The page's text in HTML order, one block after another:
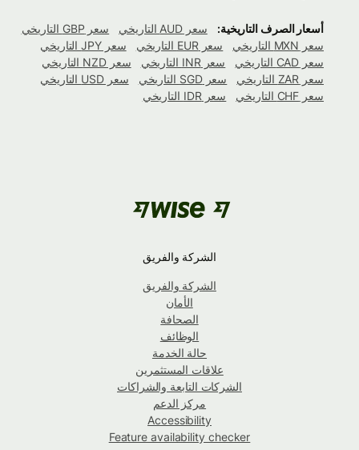
أسعار الصرف التاريخية: سعر AUD التاريخي
سعر GBP التاريخي
سعر MXN التاريخي
سعر EUR التاريخي
سعر JPY التاريخي
سعر CAD التاريخي
سعر INR التاريخي
سعر NZD التاريخي
سعر ZAR التاريخي
سعر SGD التاريخي
سعر USD التاريخي
سعر CHF التاريخي
سعر IDR التاريخي
الشركة والفريق
الشركة والفريق
الأمان
الصحافة
الوظائف
حالة الخدمة
علاقات المستثمرين
الشركات التابعة والشراكات
مركز الدعم
Accessibility
Feature availability checker